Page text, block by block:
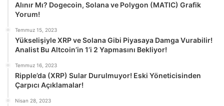
Alınır Mı? Dogecoin, Solana ve Polygon (MATIC) Grafik
Yorum!
Temmuz 15, 2023
Yükselişiyle XRP ve Solana Gibi Piyasaya Damga Vurabilir!
Analist Bu Altcoin’in 1’i 2 Yapmasını Bekliyor!
Temmuz 16, 2023
Ripple’da (XRP) Sular Durulmuyor! Eski Yöneticisinden
Çarpıcı Açıklamalar!
Nisan 28, 2023